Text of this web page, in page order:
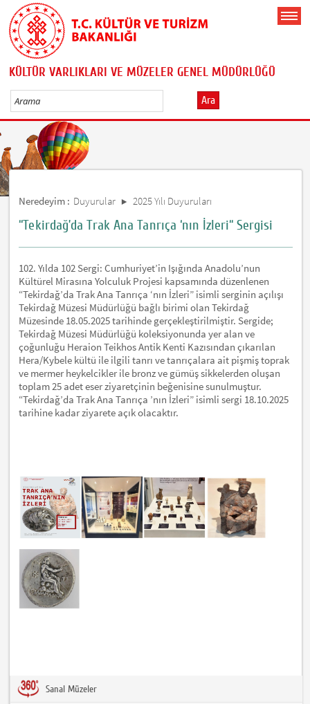
KÜLTÜR VARLIKLARI VE MÜZELER GENEL MÜDÜRLÜĞÜ
Ara
Neredeyim : Duyurular 2025 Yılı Duyuruları
“Tekirdağ’da Trak Ana Tanrıça ‘nın İzleri“ Sergisi
102. Yılda 102 Sergi: Cumhuriyet’in Işığında Anadolu’nun
Kültürel Mirasına Yolculuk Projesi kapsamında düzenlenen
“Tekirdağ’da Trak Ana Tanrıça ‘nın İzleri” isimli serginin açılışı
Tekirdağ Müzesi Müdürlüğü bağlı birimi olan Tekirdağ
Müzesinde 18.05.2025 tarihinde gerçekleştirilmiştir. Sergide;
Tekirdağ Müzesi Müdürlüğü koleksiyonunda yer alan ve
çoğunluğu Heraion Teikhos Antik Kenti Kazısından çıkarılan
Hera/Kybele kültü ile ilgili tanrı ve tanrıçalara ait pişmiş toprak
ve mermer heykelcikler ile bronz ve gümüş sikkelerden oluşan
toplam 25 adet eser ziyaretçinin beğenisine sunulmuştur.
“Tekirdağ’da Trak Ana Tanrıça ’nın İzleri” isimli sergi 18.10.2025
tarihine kadar ziyarete açık olacaktır.
Sanal Müzeler